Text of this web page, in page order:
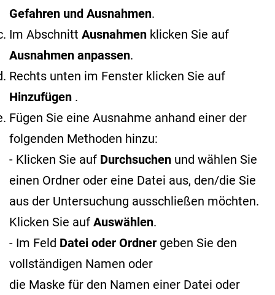
Gefahren und Ausnahmen.
Im Abschnitt Ausnahmen klicken Sie auf
Ausnahmen anpassen.
Rechts unten im Fenster klicken Sie auf
Hinzufügen .
Fügen Sie eine Ausnahme anhand einer der
folgenden Methoden hinzu:
- Klicken Sie auf Durchsuchen und wählen Sie
einen Ordner oder eine Datei aus, den/die Sie
aus der Untersuchung ausschließen möchten.
Klicken Sie auf Auswählen.
- Im Feld Datei oder Ordner geben Sie den
vollständigen Namen oder
die Maske für den Namen einer Datei oder